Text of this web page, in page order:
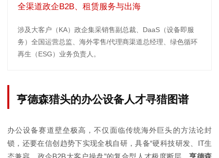
全渠道政企B2B、租赁服务与出海
涉及大客户（KA）政企集采销售副总裁、DaaS（设备即服
务）全国运营总监、海外零售/代理商渠道总经理、绿色循环
再生（ESG）业务负责人。
亨德森猎头的办公设备人才寻猎图谱
办公设备赛道壁垒极高，不仅面临传统海外巨头的方法论封
锁，还要在信创趋势下实现全栈自研，具备“硬科技研发、IT生